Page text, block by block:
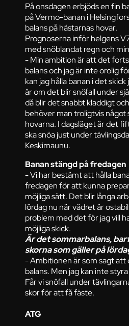
På onsdagen erbjöds en fin
på Vermo-banan i
balans på hästarnas hovar.
Prognoserna inför helgens
med snöblandat regn och
- Min ambition är att det
balans och jag är inte orolig
kan jag hålla banan i det
är om det blir snöfall under
då blir det snabbt kladdigt
behöver man troligtvis något
hovarna. I dagsläget är det
ska snöa just under
Keskimaunu.
Banan stängd på fredagen
- Vi har bestämt att hålla
fredagen för att kunna
möjliga sätt. Det blir långa
lördag nu när vädret är
problem med det för jag vill
möjliga skick.
Är det sommarbalans,
skorna som gäller på
- Ambitionen är som sagt att
balans. Men jag kan inte
Får vi snöfall under
skor för att få fäste.
ATG